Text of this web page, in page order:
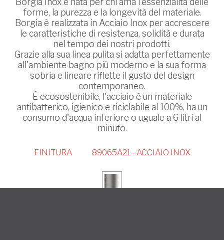
forme, la purezza e la longevità del materiale.
Borgia è realizzata in Acciaio Inox per accrescere
le caratteristiche di resistenza, solidità e durata
nel tempo dei nostri prodotti.
Grazie alla sua linea pulita si adatta perfettamente
all'ambiente bagno più moderno e la sua forma
sobria e lineare riflette il gusto del design
contemporaneo.
È ecosostenibile, l'acciaio è un materiale
antibatterico, igienico e riciclabile al 100%, ha un
consumo d'acqua inferiore o uguale a 6 litri al
minuto.
FINITURA 89065A21 - ACCIAIO INOX